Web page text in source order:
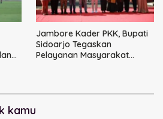
Jambore Kader PKK, Bupati
Sidoarjo Tegaskan
Pelayanan Masyarakat
kamu